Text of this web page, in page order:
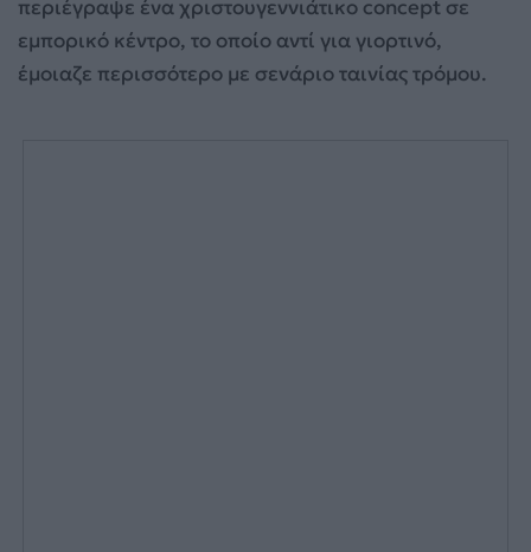
περιέγραψε ένα χριστουγεννιάτικο concept σε
εμπορικό κέντρο, το οποίο αντί για γιορτινό,
έμοιαζε περισσότερο με σενάριο ταινίας τρόμου.